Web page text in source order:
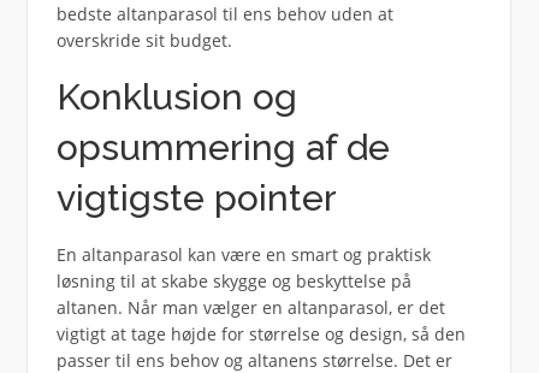
bedste altanparasol til ens behov uden at
overskride sit budget.
Konklusion og
opsummering af de
vigtigste pointer
En altanparasol kan være en smart og praktisk
løsning til at skabe skygge og beskyttelse på
altanen. Når man vælger en altanparasol, er det
vigtigt at tage højde for størrelse og design, så den
passer til ens behov og altanens størrelse. Det er